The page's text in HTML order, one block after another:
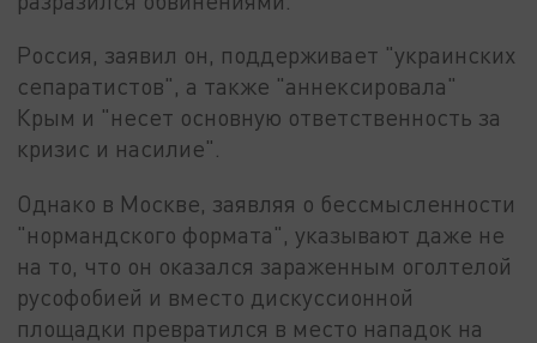
Россия, заявил он, поддерживает "украинских
сепаратистов", а также "аннексировала"
Крым и "несет основную ответственность за
кризис и насилие".
Однако в Москве, заявляя о бессмысленности
"нормандского формата", указывают даже не
на то, что он оказался зараженным оголтелой
русофобией и вместо дискуссионной
площадки превратился в место нападок на